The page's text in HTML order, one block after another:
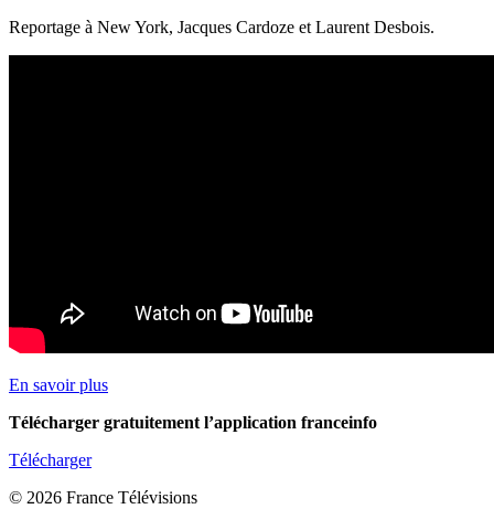
Reportage à New York, Jacques Cardoze et Laurent Desbois.
En savoir plus
Télécharger gratuitement l’application franceinfo
Télécharger
© 2026 France Télévisions